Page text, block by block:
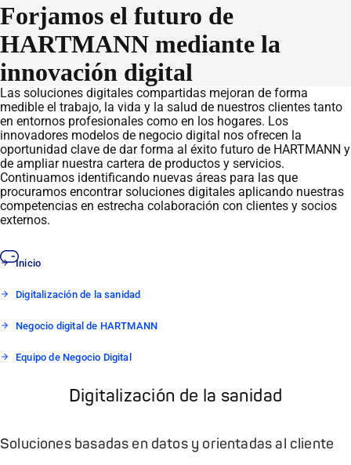
Forjamos el futuro de
HARTMANN mediante la
innovación digital
Las soluciones digitales compartidas mejoran de forma
medible el trabajo, la vida y la salud de nuestros clientes tanto
en entornos profesionales como en los hogares. Los
innovadores modelos de negocio digital nos ofrecen la
oportunidad clave de dar forma al éxito futuro de HARTMANN y
de ampliar nuestra cartera de productos y servicios.
Continuamos identificando nuevas áreas para las que
procuramos encontrar soluciones digitales aplicando nuestras
competencias en estrecha colaboración con clientes y socios
externos.
Inicio
Digitalización de la sanidad
Negocio digital de HARTMANN
Equipo de Negocio Digital
Digitalización de la sanidad
Soluciones basadas en datos y orientadas al cliente